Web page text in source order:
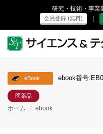
研究・技術・事業
会員登録 (無料) |
eBook ebook番号
医薬品
ホーム / ebook